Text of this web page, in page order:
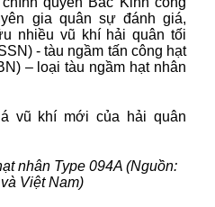
gia quân sự đánh giá,
nhiều vũ khí hải quântối
-tàu ngầm tấn công hạt
– loạitàu ngầm hạt nhân
nhân Type 094A (Nguồn:
Việt Nam)